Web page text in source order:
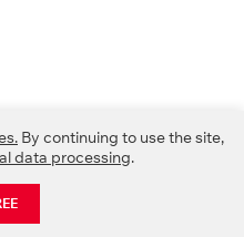
By continuing to use the site,
data processing.